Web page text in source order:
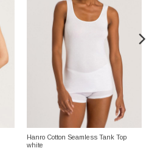
Hanro Cotton Seamless Tank Top
white